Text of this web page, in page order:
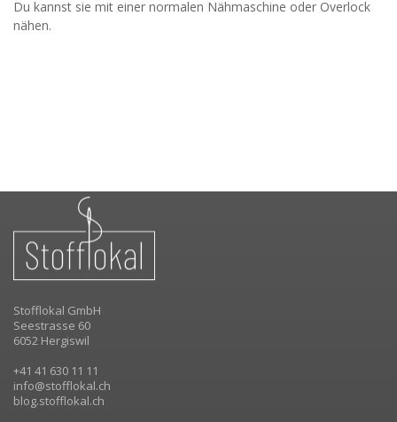
Du kannst sie mit einer normalen Nähmaschine oder Overlock
nähen.
Stofflokal GmbH
Seestrasse 60
6052 Hergiswil
+41 41 630 11 11
info@stofflokal.ch
blog.stofflokal.ch